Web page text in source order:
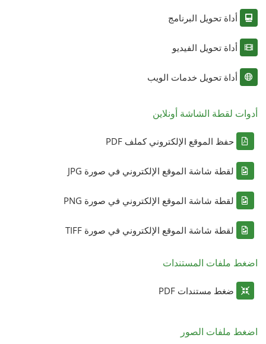
أداة تحويل البرنامج
أداة تحويل الفيديو
أداة تحويل خدمات الويب
أدوات لقطة الشاشة أونلاين
حفظ الموقع الإلكتروني كملف PDF
لقطة شاشة الموقع الإلكتروني في صورة JPG
لقطة شاشة الموقع الإلكتروني في صورة PNG
لقطة شاشة الموقع الإلكتروني في صورة TIFF
اضغط ملفات المستندات
ضغط مستندات PDF
اضغط ملفات الصور